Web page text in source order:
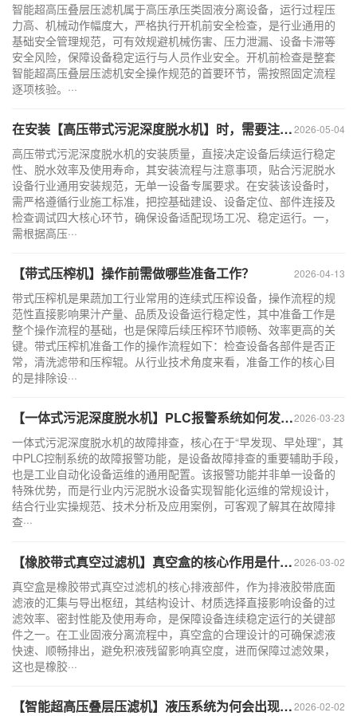
智能超高压叠层压滤机属于高压承压类固液分离设备，运行过程压
力高、机械动作幅度大，严格执行开机前安全检查，是行业通用的
基础安全管理规范，可有效规避机械伤害、压力泄漏、设备卡滞等
安全风险，保障设备稳定运行与人员作业安全。开机前检查是整套
智能超高压叠层压滤机安全操作规范的首要环节，需按照固定流程
逐项核验。···
2026-05-04
在安装【高压带式污泥深度脱水机】时，需要注意哪些事项？
高压带式污泥深度脱水机的安装质量，直接决定设备后续运行稳定
性、脱水效率及使用寿命，其安装流程与注意事项，贴合污泥脱水
设备行业通用安装规范，无单一设备专属要求。在安装该设备时，
需严格遵循行业施工标准，把控基础建设、设备定位、部件连接及
检查调试四大核心环节，确保设备适配现场工况、稳定运行。一，
需根据高压···
2026-04-13
【带式压榨机】操作前需做哪些准备工作？
带式压榨机是果蔬加工行业常用的连续式压榨设备，操作流程的规
范性直接影响果汁产量、品质及设备运行稳定性，其中准备工作是
整个操作流程的基础，也是保障后续压榨环节顺畅、效率更高的关
键。带式压榨机准备工作的操作流程如下：检查设备各部件是否正
常，清洗滤带和压榨辊。从行业技术角度来看，准备工作的核心目
的是排除设···
2026-03-23
【一体式污泥深度脱水机】PLC报警系统如何发挥作用？
一体式污泥深度脱水机的故障排查，核心在于“早发现、早处理”，其
中PLC控制系统的故障报警功能，是设备故障排查的重要辅助手段，
也是工业自动化设备运维的通用配置。该报警功能并非单一设备的
特殊优势，而是行业内污泥脱水设备实现智能化运维的常规设计，
结合行业实操规范、技术分析及应用案例，可客观了解其在故障排
查···
2026-03-02
【橡胶带式真空过滤机】真空盒的核心作用是什么？
真空盒是橡胶带式真空过滤机的核心排液部件，作为排液胶带底面
滤液的汇集与导出枢纽，其结构设计、材质选择直接影响设备的过
滤效率、密封性能及使用寿命，是保障设备连续稳定运行的关键部
件之一。在工业固液分离流程中，真空盒的合理设计的可确保滤液
快速、顺畅排出，避免积液残留影响真空度，进而保障过滤效果，
这也是橡胶···
2026-02-02
【智能超高压叠层压滤机】液压系统为何会出现过热？